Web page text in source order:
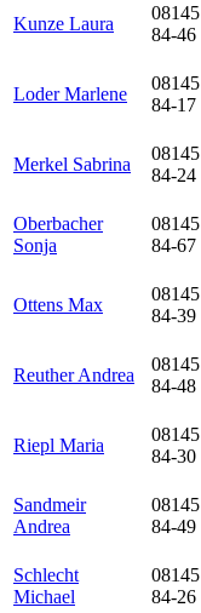
Kunze Laura
08145
84-46
Loder Marlene
08145
84-17
Merkel Sabrina
08145
84-24
Oberbacher
Sonja
08145
84-67
Ottens Max
08145
84-39
Reuther Andrea
08145
84-48
Riepl Maria
08145
84-30
Sandmeir
Andrea
08145
84-49
Schlecht
Michael
08145
84-26